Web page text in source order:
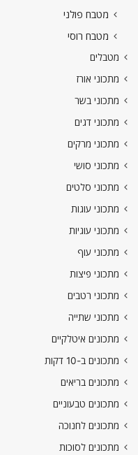
מטבח פולני
מטבח רוסי
מטבלים
מתכוני אורז
מתכוני בשר
מתכוני דגים
מתכוני מרקים
מתכוני סושי
מתכוני סלטים
מתכוני עוגות
מתכוני עוגיות
מתכוני עוף
מתכוני פיצות
מתכוני רטבים
מתכוני שתייה
מתכונים איטלקיים
מתכונים ב-10 דקות
מתכונים בריאים
מתכונים טבעוניים
מתכונים לחנוכה
מתכונים לסוכות